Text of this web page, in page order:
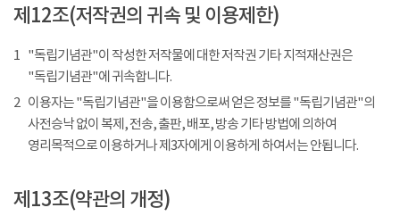
제12조(저작권의 귀속 및 이용제한)
1 "독립기념관"이 작성한 저작물에 대한 저작권 기타 지적재산권은
"독립기념관"에 귀속합니다.
2 이용자는 "독립기념관"을 이용함으로써 얻은 정보를 "독립기념관"의
사전승낙 없이 복제, 전송, 출판, 배포, 방송 기타 방법에 의하여
영리목적으로 이용하거나 제3자에게 이용하게 하여서는 안됩니다.
제13조(약관의 개정)